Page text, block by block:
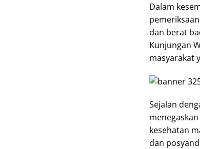
Dalam
dan berat
Kunjungan
masyarakat
Sejalan
kesehatan
dan